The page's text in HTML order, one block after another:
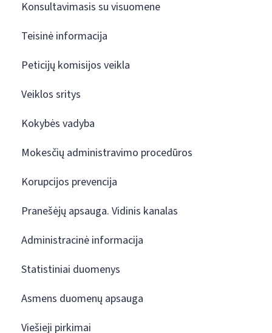
Konsultavimasis su visuomene
Teisinė informacija
Peticijų komisijos veikla
Veiklos sritys
Kokybės vadyba
Mokesčių administravimo procedūros
Korupcijos prevencija
Pranešėjų apsauga. Vidinis kanalas
Administracinė informacija
Statistiniai duomenys
Asmens duomenų apsauga
Viešieji pirkimai